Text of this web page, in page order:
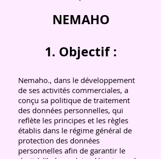
NEMAHO
1. Objectif :
Nemaho., dans le développement
de ses activités commerciales, a
conçu sa politique de traitement
des données personnelles, qui
reflète les principes et les règles
établis dans le régime général de
protection des données
personnelles afin de garantir le